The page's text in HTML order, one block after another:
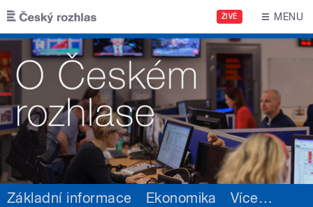
Přejít k hlavnímu obsahu
ŽIVĚ MENU
Základní informace Ekonomika Více…